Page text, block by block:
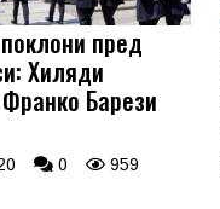
пред
Хиляди
Барези
0 959